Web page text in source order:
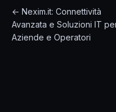
← Nexim.it: Connettività
Avanzata e Soluzioni IT
Aziende e Operatori